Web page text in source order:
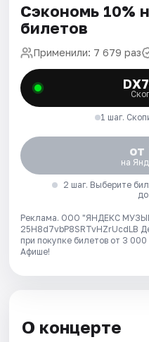
Сэкономь 10%
билетов
Применили: 7 679 раз
1 шаг.
от
на
2 шаг. Выберите
Реклама. ООО "ЯНДЕКС
25H8d7vbP8SRTvHZrUcdLB
при покупке билетов от 3
Афише!
О концерте